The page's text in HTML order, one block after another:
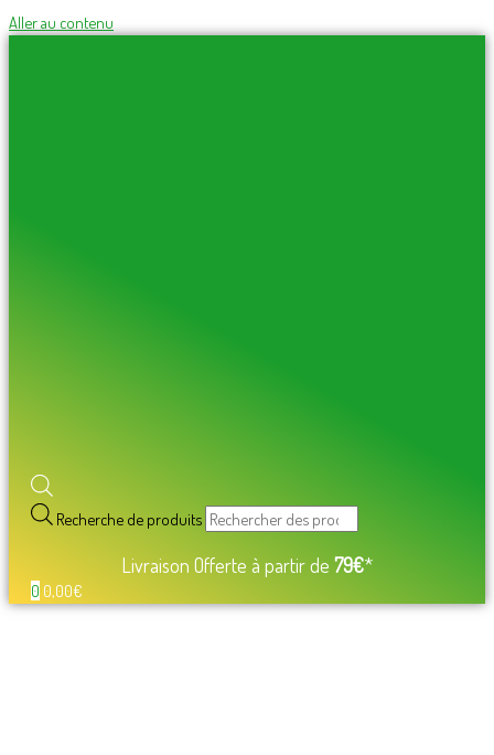
Aller au contenu
Recherche de produits
Livraison Offerte à partir de 79€*
0 0,00€